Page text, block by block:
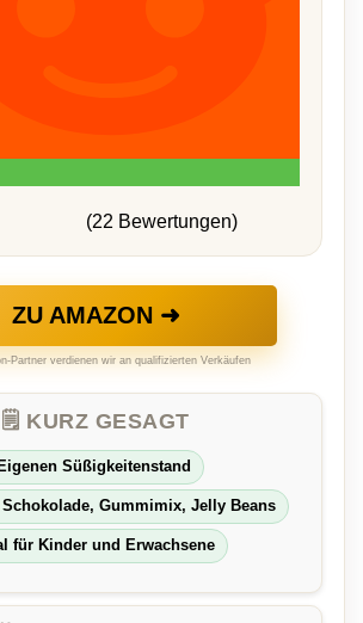
(22 Bewertungen)
ZU AMAZON ➜
Partner verdienen wir an qualifizierten Verkäufen
🗒️ KURZ GESAGT
Eigenen Süßigkeitenstand
Schokolade, Gummimix, Jelly Beans
für Kinder und Erwachsene